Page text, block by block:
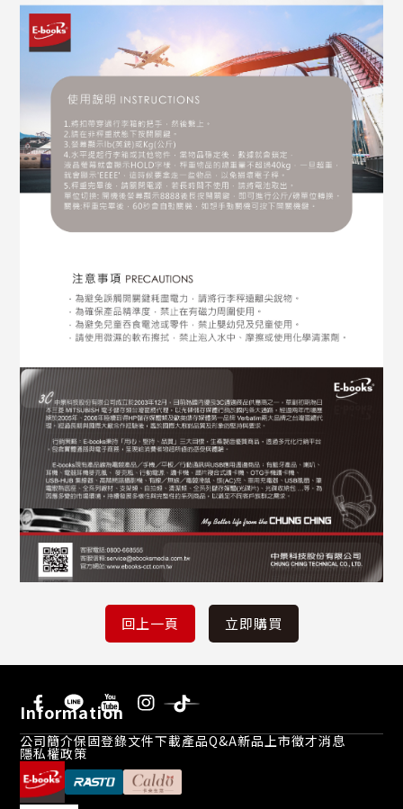
Information
公司簡介保固登錄文件下載產品Q&A新品上市徵才消息
隱私權政策